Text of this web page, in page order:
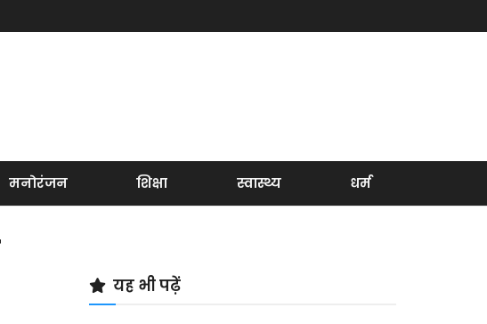
मनोरंजन शिक्षा स्वास्थ्य धर्म
यह भी पढ़ें